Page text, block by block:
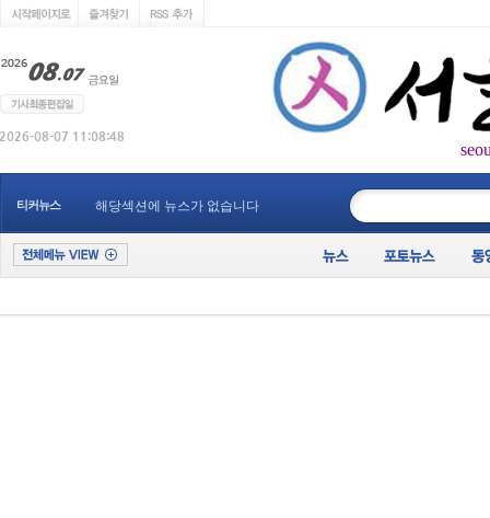
티커뉴스 해당섹션에 뉴스가 없습니다